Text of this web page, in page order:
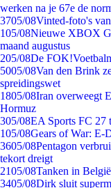
werken na je 67e de
3705/08Vinted-foto's
105/08Nieuwe XBOX
maand augustus
205/08De
5005/08Van den Brink
spreidingswet
1805/08Iran overweegt
Hormuz
305/08EA Sports FC 27
105/08Gears of War: E-
3605/08Pentagon
tekort dreigt
2105/08Tanken in
3405/08Dirk sluit